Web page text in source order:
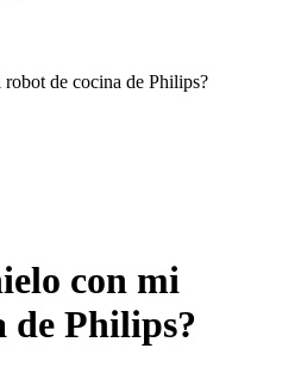
de cocina de Philips?
con mi
de Philips?